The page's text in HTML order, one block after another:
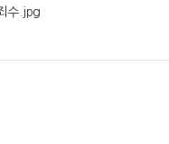
수.jpg